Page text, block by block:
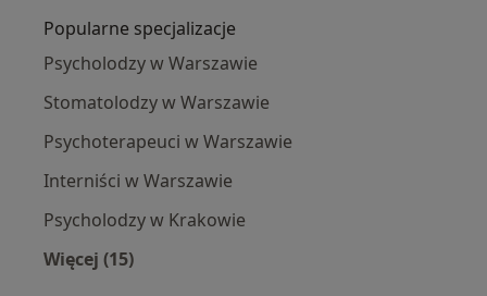
Popularne specjalizacje
Psycholodzy w Warszawie
Stomatolodzy w Warszawie
Psychoterapeuci w Warszawie
Interniści w Warszawie
Psycholodzy w Krakowie
Więcej (15)